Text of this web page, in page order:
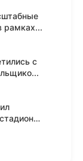
рамках...
с